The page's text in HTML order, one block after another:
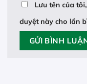
Lưu tên của
duyệt này cho lần